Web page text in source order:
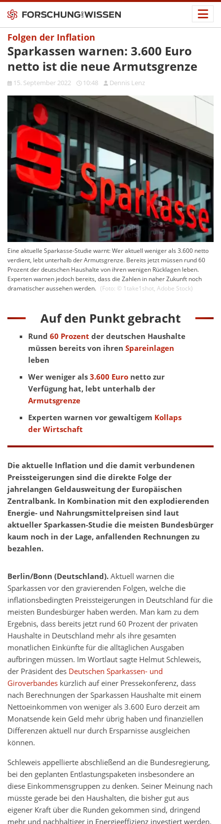
Folgen der Inflation
Sparkassen warnen: 3.600 Euro
netto ist die neue Armutsgrenze
15. September 2022 10:48 Dennis Lenz
Eine aktuelle Sparkasse-Studie warnt: Wer aktuell weniger als 3.600 netto
verdient, lebt unterhalb der Armutsgrenze. Bereits jetzt müssen rund 60
Prozent der deutschen Haushalte von ihren wenigen Rücklagen leben.
Experten warnen jedoch bereits, dass die Zahlen in naher Zukunft noch
dramatischer aussehen werden. (Foto: © 1take1shot, Adobe Stock)
Auf den Punkt gebracht
Rund 60 Prozent der deutschen Haushalte
müssen bereits von ihren Spareinlagen
leben
Wer weniger als3.600 Euronetto zur
Verfügung hat, lebt unterhalb der
Armutsgrenze
Experten warnen vor gewaltigem Kollaps
der Wirtschaft
Die aktuelle Inflation und die damit verbundenen
Preissteigerungen sind die direkte Folge der
jahrelangen Geldausweitung der Europäischen
Zentralbank. In Kombination mit den explodierenden
Energie- und Nahrungsmittelpreisen sind laut
aktueller Sparkassen-Studie die meisten Bundesbürger
kaum noch in der Lage, anfallenden Rechnungen zu
bezahlen.
Berlin/Bonn (Deutschland).Aktuell warnen die
Sparkassen vor den gravierenden Folgen, welche die
inflationsbedingten Preissteigerungen in Deutschland für die
meisten Bundesbürger haben werden. Man kam zu dem
Ergebnis, dass bereits jetzt rund 60 Prozent der privaten
Haushalte in Deutschland mehr als ihre gesamten
monatlichen Einkünfte für die alltäglichen Ausgaben
aufbringen müssen. Im Wortlaut sagte Helmut Schleweis,
der Präsident des Deutschen Sparkassen- und
Giroverbandes kürzlich auf einer Pressekonferenz, dass
nach Berechnungen der Sparkassen Haushalte mit einem
Nettoeinkommen von weniger als 3.600 Euro derzeit am
Monatsende kein Geld mehr übrig haben und finanziellen
Differenzen aktuell nur durch Ersparnisse ausgleichen
können.
Schleweis appellierte abschließend an die Bundesregierung,
bei den geplanten Entlastungspaketen insbesondere an
diese Einkommensgruppen zu denken. Seiner Meinung nach
müsste gerade bei den Haushalten, die bisher gut aus
eigener Kraft über die Runden gekommen sind, dringend
mehr und nachhaltiger in Energieeffizienz investiert werden.